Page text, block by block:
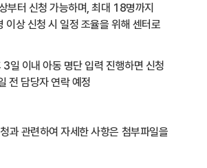
부터 신청 가능하며, 최대 18명까지
이상 신청 시 일정 조율을 위해 센터로
일 이내 아동 명단 입력 진행하면 신청
전 담당자 연락 예정
과 관련하여 자세한 사항은 첨부파일을